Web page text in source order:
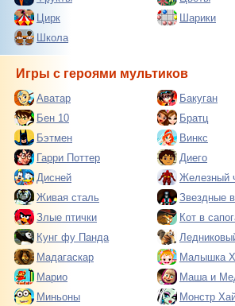
Цирк
Шарики
Школа
Игры с героями мультиков
Аватар
Бакуган
Бен 10
Братц
Бэтмен
Винкс
Гарри Поттер
Диего
Дисней
Железный
Живая сталь
Звездные
Злые птички
Кот в
Кунг фу Панда
Мадагаскар
Малышка
Марио
Маша и
Миньоны
Монстр